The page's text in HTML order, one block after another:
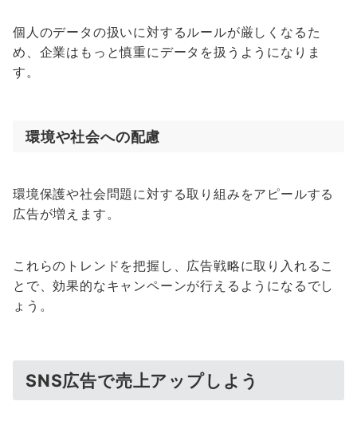
個人のデータの扱いに対するルールが厳しくなるた
め、企業はもっと慎重にデータを扱うようになりま
す。
環境や社会への配慮
環境保護や社会問題に対する取り組みをアピールする
広告が増えます。
これらのトレンドを把握し、広告戦略に取り入れるこ
とで、効果的なキャンペーンが行えるようになるでし
ょう。
SNS広告で売上アップしよう